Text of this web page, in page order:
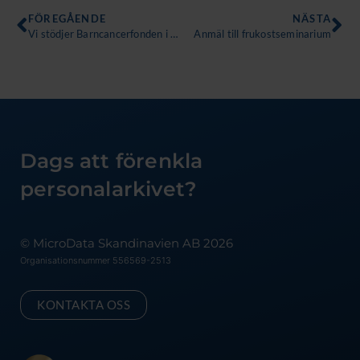
Föregående
FÖREGÅENDE
Vi stödjer Barncancerfonden i jul
NÄSTA
Anmäl till frukostseminarium
Dags att förenkla
personalarkivet?
© MicroData Skandinavien AB 2026
Organisationsnummer 556569-2513
KONTAKTA OSS